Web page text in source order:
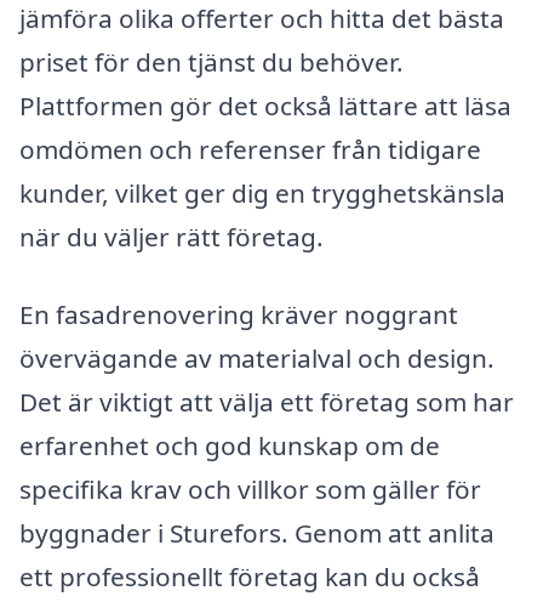
jämföra olika offerter och hitta det bästa
priset för den tjänst du behöver.
Plattformen gör det också lättare att läsa
omdömen och referenser från tidigare
kunder, vilket ger dig en trygghetskänsla
när du väljer rätt företag.
En fasadrenovering kräver noggrant
övervägande av materialval och design.
Det är viktigt att välja ett företag som har
erfarenhet och god kunskap om de
specifika krav och villkor som gäller för
byggnader i Sturefors. Genom att anlita
ett professionellt företag kan du också